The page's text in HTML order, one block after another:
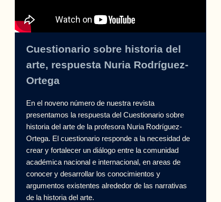
Cuestionario sobre historia del
arte, respuesta Nuria Rodríguez-
Ortega
En el noveno número de nuestra revista
presentamos la respuesta del Cuestionario sobre
historia del arte de la profesora Nuria Rodríguez-
Ortega. El cuestionario responde a la necesidad de
crear y fortalecer un diálogo entre la comunidad
académica nacional e internacional, en areas de
conocer y desarrollar los conocimientos y
argumentos existentes alrededor de las narrativas
de la historia del arte.